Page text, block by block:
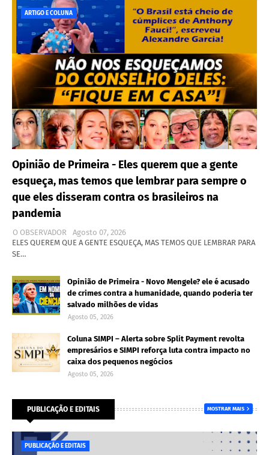
ARTIGO E COLUNA
Opinião de Primeira - Eles querem que a gente
esqueça, mas temos que lembrar para sempre o
que eles disseram contra os brasileiros na
pandemia
O OBSERVADOR
Agosto 07, 2026
ELES QUEREM QUE A GENTE ESQUEÇA, MAS TEMOS QUE LEMBRAR PARA
SE…
Opinião de Primeira - Novo Mengele? ele é acusado
de crimes contra a humanidade, quando poderia ter
salvado milhões de vidas
Agosto 05, 2026
Coluna SIMPI – Alerta sobre Split Payment revolta
empresários e SIMPI reforça luta contra impacto no
caixa dos pequenos negócios
Agosto 05, 2026
PUBLICAÇÃO E EDITAIS MOSTRAR MAIS
PUBLICAÇÃO E EDITAIS